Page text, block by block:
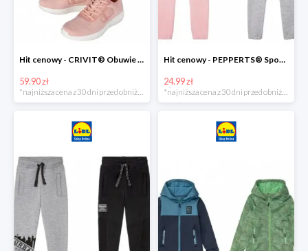
Hit cenowy - CRIVIT® Obuwie dziewczęce sportowe i na co dzień, 1 para
59.90 zł
Hit cenowy - PEPPERTS® Spodnie dresowe dziewczęce, 1 para
24.99 zł